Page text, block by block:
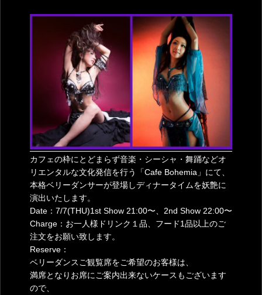
カフェの枠にとどまらず音楽・シーシャ・舞踊などオ
リエンタルな文化発信を行う「Cafe Bohemia」にて、
本格ベリーダンサーが登場しディナータイムを妖艶に
演出いたします。
Date：7/7(THU)1st Show 21:00〜、2nd Show 22:00〜
Charge：お一人様ドリンク１品、フード1品以上のご
注文をお願い致します。
Reserve：
ベリーダンスご観覧席をご希望のお客様は、
満席となりお席にご案内出来ないケースもございます
ので、